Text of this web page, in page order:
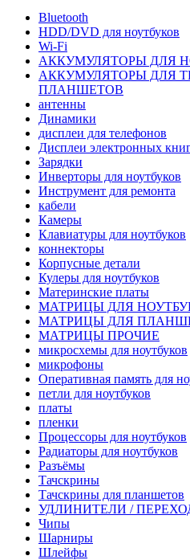
Bluetooth
HDD/DVD для ноутбуков
Wi-Fi
АККУМУЛЯТОРЫ ДЛЯ
АККУМУЛЯТОРЫ ДЛЯ
ПЛАНШЕТОВ
антенны
Динамики
дисплеи для телефонов
Дисплеи электронных
Зарядки
Инверторы для ноутбуков
Инструмент для ремонта
кабели
Камеры
Клавиатуры для ноутбуков
коннекторы
Корпусные детали
Кулеры для ноутбуков
Материнские платы
МАТРИЦЫ ДЛЯ
МАТРИЦЫ ДЛЯ
МАТРИЦЫ ПРОЧИЕ
микросхемы для ноутбуков
микрофоны
Оперативная память для
петли для ноутбуков
платы
пленки
Процессоры для ноутбуков
Радиаторы для ноутбуков
Разъёмы
Тачскрины
Тачскрины для планшетов
УДЛИНИТЕЛИ /
Чипы
Шарниры
Шлейфы